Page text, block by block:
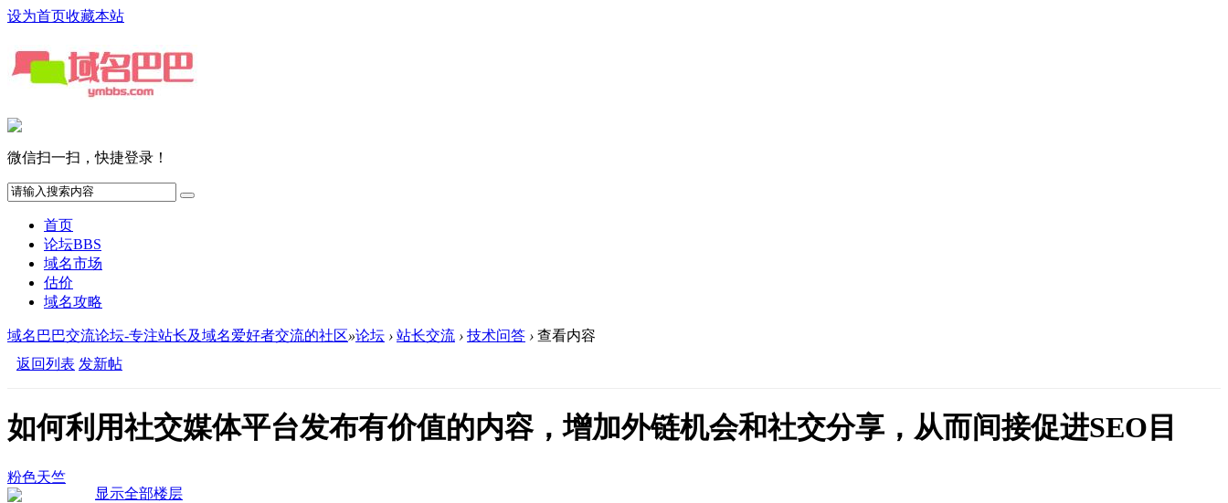
设为首页收藏本站
微信扫一扫，快捷登录！
首页
论坛BBS
域名市场
估价
域名攻略
域名巴巴交流论坛-专注站长及域名爱好者交流的社区»论坛 › 站长交流 › 技术问答 › 查看内容
返回列表 发新帖
如何利用社交媒体平台发布有价值的内容，增加外链机会和社交分享，从而间接促进SEO目
粉色天竺
显示全部楼层